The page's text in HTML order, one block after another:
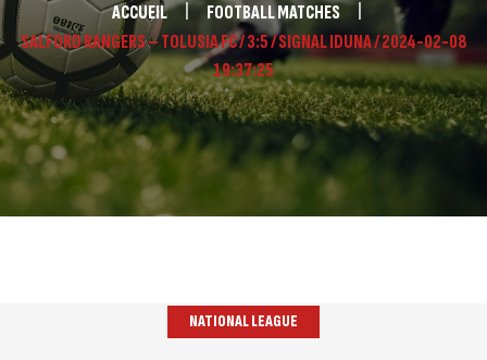
ACCUEIL
FOOTBALL MATCHES
SALFORD RANGERS – TOLUSIA FC / 3:5 / SIGNAL IDUNA / 2024-02-08
19:37:25
NATIONAL LEAGUE